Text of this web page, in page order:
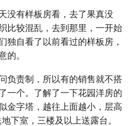
没有样板房看，去了果真没
比较混乱，去到那里，一开始
独自看了以前看过的样板房，
的。
负责制，所以有的销售就不搭
一个。了解了一下花园洋房的
金字塔，越往上面越小，层高
下室，三楼及以上送露台。